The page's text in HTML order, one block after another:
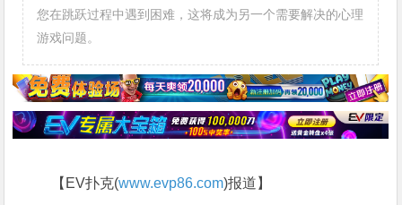
您在跳跃过程中遇到困难，这将成为另一个需要解决的心理
游戏问题。
【EV扑克(www.evp86.com)报道】